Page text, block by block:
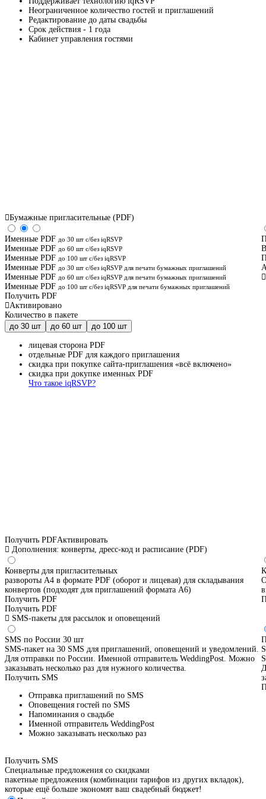
Неограниченное количество гостей и приглашений
Редактирование до даты свадьбы
Срок действия - 1 года
Кабинет управления гостями
Бумажные пригласительные (PDF)
Именные PDF до 30 шт с/без iqRSVP
Именные PDF до 60 шт с/без iqRSVP
Именные PDF до 100 шт с/без iqRSVP
Именные PDF до 30 шт с/без iqRSVP для печати бумажных приглашений
Именные PDF до 60 шт с/без iqRSVP для печати бумажных приглашений
Именные PDF до 100 шт с/без iqRSVP для печати бумажных приглашений
Получить PDF
Активировано
Количество в пакете
до 30 шт
до 60 шт до 100 шт
лицевая сторона PDF
отдельные PDF для каждого приглашения
скидка при покупке сайта-приглашения «всё включено»
скидка при докупке именных PDF
Что такое iqRSVP?
Получить PDFАктивировать
Дополнения: конверты, дресс-код и расписание (PDF)
Конверты для пригласительных
развороты А4 в формате PDF (оборот и лицевая) для складывания
конвертов (подходят для приглашений формата А6)
Получить PDF
Получить PDF
SMS-пакеты для рассылок и оповещений
SMS по России 30 шт
SMS-пакет на 30 SMS для приглашений, оповещений и уведомлений.
Для отправки по России. Именной отправитель WeddingPost. Можно
заказывать несколько раз для нужного количества.
Получить SMS
Отправка приглашений по SMS
Оповещения гостей по SMS
Напоминания о свадьбе
Именной отправитель WeddingPost
Можно заказывать несколько раз
Получить SMS
Специальные предложения со скидками
пакетные предложения (комбинации тарифов из других вкладок),
которые ещё больше экономят ваш свадебный бюджет!